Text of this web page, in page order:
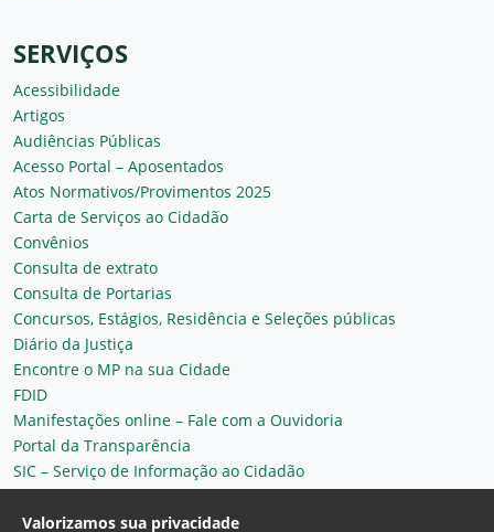
SERVIÇOS
Acessibilidade
Artigos
Audiências Públicas
Acesso Portal – Aposentados
Atos Normativos/Provimentos 2025
Carta de Serviços ao Cidadão
Convênios
Consulta de extrato
Consulta de Portarias
Concursos, Estágios, Residência e Seleções públicas
Diário da Justiça
Encontre o MP na sua Cidade
FDID
Manifestações online – Fale com a Ouvidoria
Portal da Transparência
SIC – Serviço de Informação ao Cidadão
Plantão MP do Ceará
Secretaria Geral
Valorizamos sua privacidade